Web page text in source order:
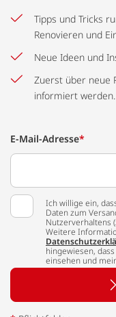
Tipps und Tricks
Renovieren und
Neue Ideen und
Zuerst über neue
informiert werden.
E-Mail-Adresse*
Ich willige ein,
Daten zum
Nutzerverhaltens
Weitere
hingewiesen,
einsehen und